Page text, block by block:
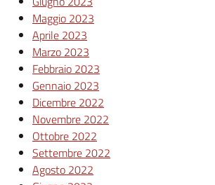
Maggio 2023
Aprile 2023
Marzo 2023
Febbraio 2023
Gennaio 2023
Dicembre 2022
Novembre 2022
Ottobre 2022
Settembre 2022
Agosto 2022